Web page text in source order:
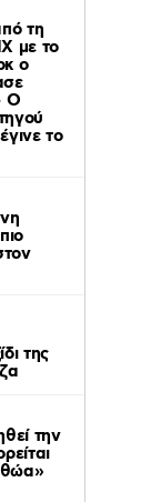
τη
με το
ο
Ο
το
της
την